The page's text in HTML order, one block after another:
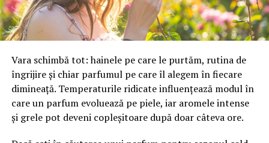
Gelfond a declarat că IMAX rămâne deschisă analizării
unor eventuale oferte de preluare, însă a subliniat că
sa. transmite CNBC.
Vara schimbă tot: hainele pe care le purtăm, rutina de
îngrijire și chiar parfumul pe care îl alegem în fiecare
dimineață. Temperaturile ridicate influențează modul în
care un parfum evoluează pe piele, iar aromele intense
și grele pot deveni copleșitoare după doar câteva ore.